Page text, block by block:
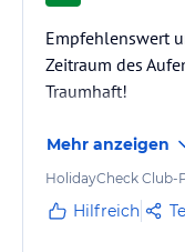
Empfehlenswert
Zeitraum des
Traumhaft!
Mehr anzeigen
HolidayCheck Club-
Hilfreich